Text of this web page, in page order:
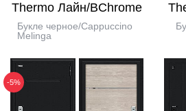
Thermo Лайн/BChrome
Букле черное/Cappuccino
Melinga
-5%